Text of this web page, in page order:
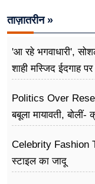
ताज़ातरीन »
'आ रहे भगवाधारी',
शाही मस्जिद ईदगाह
Politics Over
बबूला मायावती,
Celebrity Fashion
स्टाइल का जादू